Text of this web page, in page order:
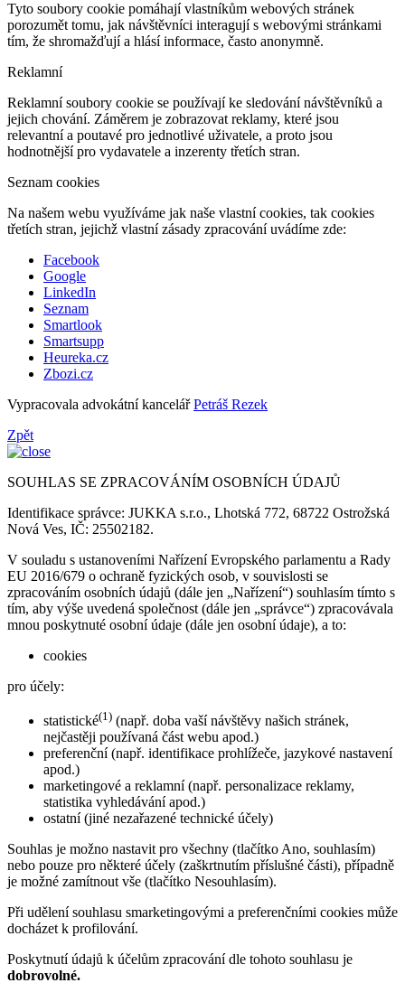
Tyto soubory cookie pomáhají vlastníkům webových stránek
porozumět tomu, jak návštěvníci interagují s webovými stránkami
tím, že shromažďují a hlásí informace, často anonymně.
Reklamní
Reklamní soubory cookie se používají ke sledování návštěvníků a
jejich chování. Záměrem je zobrazovat reklamy, které jsou
relevantní a poutavé pro jednotlivé uživatele, a proto jsou
hodnotnější pro vydavatele a inzerenty třetích stran.
Seznam cookies
Na našem webu využíváme jak naše vlastní cookies, tak cookies
třetích stran, jejichž vlastní zásady zpracování uvádíme zde:
Facebook
Google
LinkedIn
Seznam
Smartlook
Smartsupp
Heureka.cz
Zbozi.cz
Vypracovala advokátní kancelářPetráš Rezek
Zpět
SOUHLAS SE ZPRACOVÁNÍM OSOBNÍCH ÚDAJŮ
Identifikace správce: JUKKA s.r.o., Lhotská 772, 68722 Ostrožská
Nová Ves, IČ: 25502182.
V souladu s ustanoveními Nařízení Evropského parlamentu a Rady
EU 2016/679 o ochraně fyzických osob, v souvislosti se
zpracováním osobních údajů (dále jen „Nařízení“) souhlasím tímto s
tím, aby výše uvedená společnost (dále jen „správce“) zpracovávala
mnou poskytnuté osobní údaje (dále jen osobní údaje), a to:
cookies
pro účely:
statistické(1) (např. doba vaší návštěvy našich stránek,
nejčastěji používaná část webu apod.)
preferenční (např. identifikace prohlížeče, jazykové nastavení
apod.)
marketingové a reklamní (např. personalizace reklamy,
statistika vyhledávání apod.)
ostatní (jiné nezařazené technické účely)
Souhlas je možno nastavit pro všechny (tlačítko Ano, souhlasím)
nebo pouze pro některé účely (zaškrtnutím příslušné části), případně
je možné zamítnout vše (tlačítko Nesouhlasím).
Při udělení souhlasu smarketingovými a preferenčními cookies může
docházet k profilování.
Poskytnutí údajů k účelům zpracování dle tohoto souhlasu je
dobrovolné.